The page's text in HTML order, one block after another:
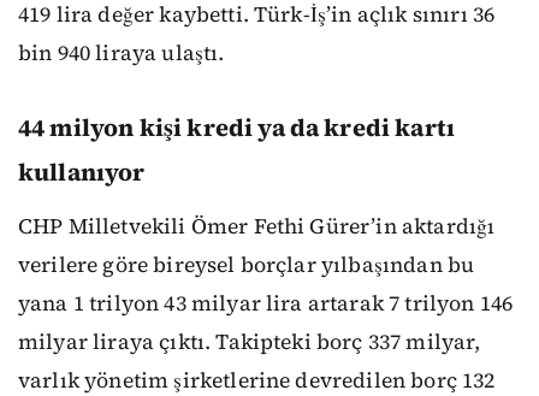
419 lira değer kaybetti. Türk-İş’in açlık sınırı 36
bin 940 liraya ulaştı.
44 milyon kişi kredi ya da kredi kartı
kullanıyor
CHP Milletvekili Ömer Fethi Gürer’in aktardığı
verilere göre bireysel borçlar yılbaşından bu
yana 1 trilyon 43 milyar lira artarak 7 trilyon 146
milyar liraya çıktı. Takipteki borç 337 milyar,
varlık yönetim şirketlerine devredilen borç 132